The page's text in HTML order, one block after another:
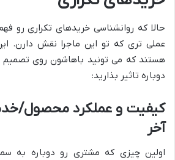
حالا که روانشناسی خریدهای تکراری رو
عملی تری که تو این ماجرا نقش دارن.
هستند که می تونید باهاشون روی تصمیم
دوباره تاثیر بذارید:
کیفیت و عملکرد محصول/
آخر
اولین چیزی که مشتری رو دوباره به